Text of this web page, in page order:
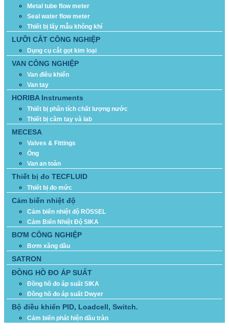
Metal tube flow meter
Seal water flow meter
Thiết bị lấy mẫu không khí
LƯỠI CẮT CÔNG NGHIỆP
Dụng cụ cắt gọt kim loại
VAN CÔNG NGHIỆP
Van điều khiển
Van tay
HORIBA Instruments
Thiết bị phân tích chất lượng nước
Thiết bị cầm tay và lab
MECESA
Valves & Fittings
Ống
Van an toàn
Thiết bị đo TECFLUID
Thiết bị đo mức
Cảm biến nhiệt độ
Cảm biến nhiệt độ RÖSSEL
Cảm Biến Nhiệt Độ SIKA
BƠM CÔNG NGHIỆP
Bơm xăng dầu
SATRON
ĐỒNG HỒ ĐO ÁP SUẤT
Đồng hồ đo áp suất SIKA
Đồng hồ đo áp suất Dwyer
Bộ điều khiển PID, Loadcell, Switch.
Cảm biến phát hiện dầu tràn